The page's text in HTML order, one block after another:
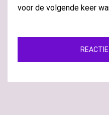
voor de volgende keer